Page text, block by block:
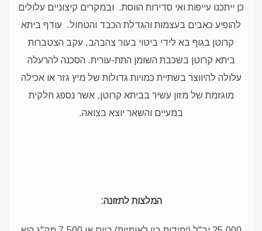
כן ייתכנו עייפות ואי סדירות הווסת. ובמקרים קיצוניים עלולים
להופיע כאבים בעצמות והגדלת הכבד והטחול. עודף ביתא
קרוטן בגוף בא לידי ביטוי בעור צהבהב, עקב הצטברות
ביתא קרוטן בשכבת השומן התת-עורית. הסכנה להרעלה
עלולה להיווצר בשתיית כמויות גדולות של מיץ גזר או אכילה
מוגזמת של מזון עשיר בביתא קרוטן, אשר נספג חלקית
במעיים והשאר יוצא בצואה.
המלצות לתזונה: